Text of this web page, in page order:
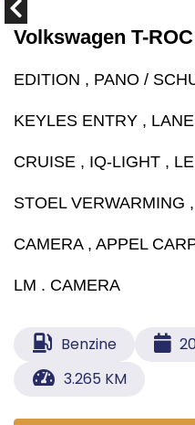
Volkswagen T-
EDITION , PANO /
KEYLES ENTRY ,
CRUISE , IQ-LIGHT ,
STOEL VERWARMING
CAMERA , APPEL
LM . CAMERA
Benzine
3.265 KM